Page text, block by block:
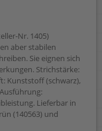
Nr. 1405)
aber stabilen
Sie eignen sich
Strichstärke:
Kunststoff (schwarz),
Lieferbar in
(140563) und